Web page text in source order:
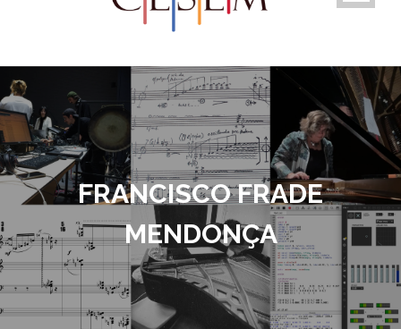
FRANCISCO FRADE
MENDONÇA